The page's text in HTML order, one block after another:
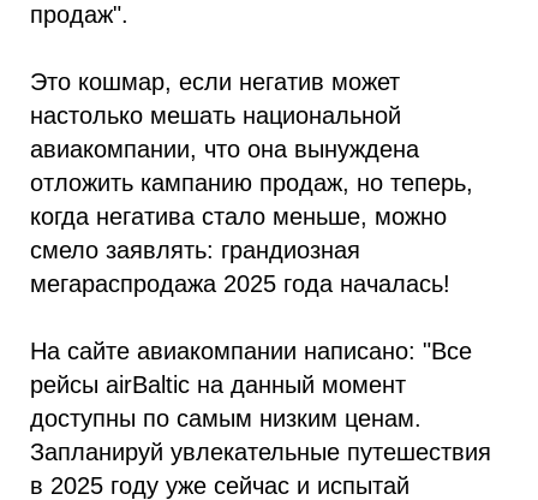
продаж".
Это кошмар, если негатив может
настолько мешать национальной
авиакомпании, что она вынуждена
отложить кампанию продаж, но теперь,
когда негатива стало меньше, можно
смело заявлять: грандиозная
мегараспродажа 2025 года началась!
На сайте авиакомпании написано: "Все
рейсы airBaltic на данный момент
доступны по самым низким ценам.
Запланируй увлекательные путешествия
в 2025 году уже сейчас и испытай